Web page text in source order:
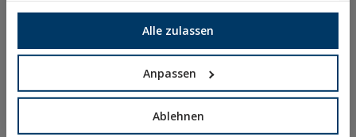
gesammelt haben.
Alle zulassen
Anpassen
Ablehnen
Unsere Technikabteilung bietet Ihnen spezifische und
individuell gestaltete Schulungen zu den verschiedenen
metallische und chemische Befestigungen,
Montagesysteme, Vorschriften, Durchführung von
Berechnungen, usw.